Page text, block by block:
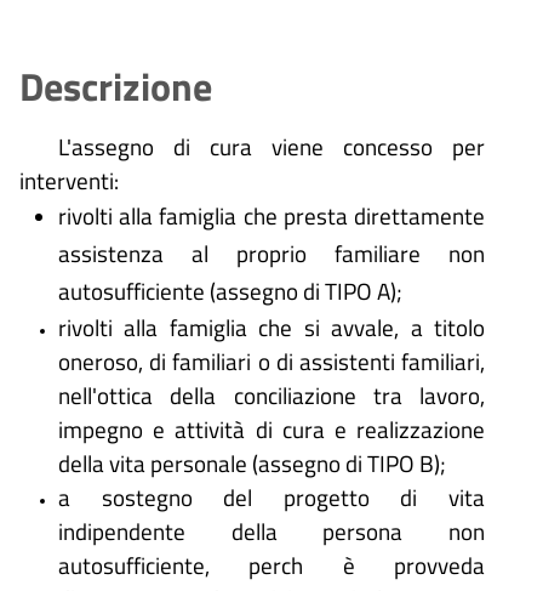
Descrizione
L'assegno di cura viene concesso per
interventi:
rivolti alla famiglia che presta direttamente
assistenza al proprio familiare non
autosufficiente (assegno di TIPO A);
rivolti alla famiglia che si avvale, a titolo
oneroso, di familiari o di assistenti familiari,
nell'ottica della conciliazione tra lavoro,
impegno e attività di cura e realizzazione
della vita personale (assegno di TIPO B);
a sostegno del progetto di vita
indipendente della persona non
autosufficiente, perch è provveda